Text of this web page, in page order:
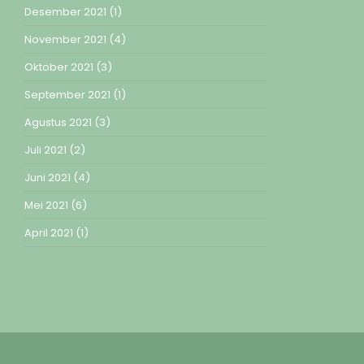
Desember 2021 (1)
November 2021 (4)
Oktober 2021 (3)
September 2021 (1)
Agustus 2021 (3)
Juli 2021 (2)
Juni 2021 (4)
Mei 2021 (6)
April 2021 (1)